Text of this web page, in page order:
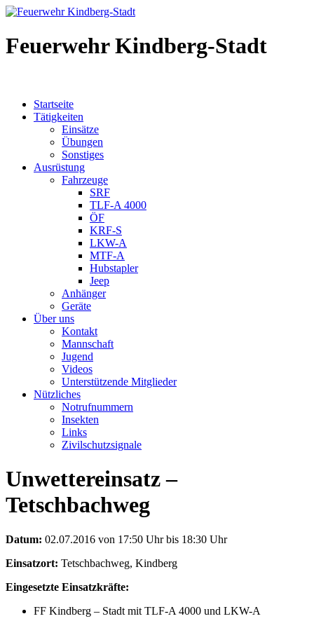
Feuerwehr Kindberg-Stadt
Startseite
Tätigkeiten
Einsätze
Übungen
Sonstiges
Ausrüstung
Fahrzeuge
SRF
TLF-A 4000
ÖF
KRF-S
LKW-A
MTF-A
Hubstapler
Jeep
Anhänger
Geräte
Über uns
Kontakt
Mannschaft
Jugend
Videos
Unterstützende Mitglieder
Nützliches
Notrufnummern
Insekten
Links
Zivilschutzsignale
Unwettereinsatz –
Tetschbachweg
Datum: 02.07.2016 von 17:50 Uhr bis 18:30 Uhr
Einsatzort: Tetschbachweg, Kindberg
Eingesetzte Einsatzkräfte:
FF Kindberg – Stadt mit TLF-A 4000 und LKW-A